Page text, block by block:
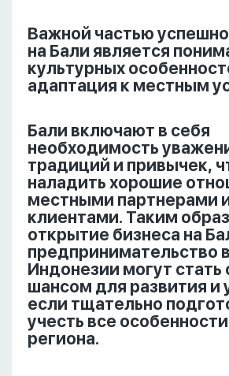
Важной частью
на Бали является
культурных
адаптация к местным
Бали включают в себя
необходимость
традиций и привычек,
наладить хорошие
местными партнерами
клиентами. Таким
открытие бизнеса на
предпринимательство в
Индонезии могут
шансом для развития и
если тщательно
учесть все
региона.